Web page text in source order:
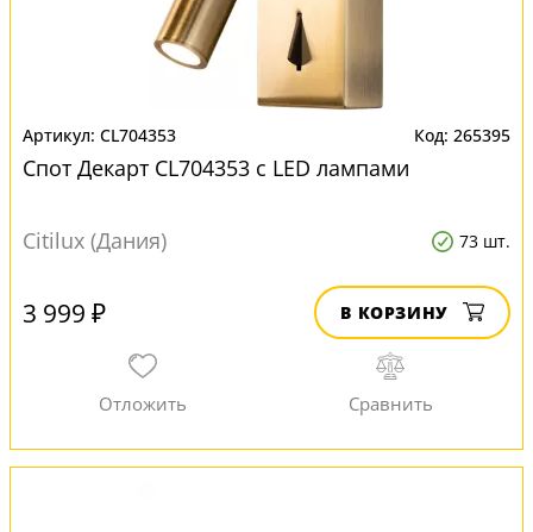
CL704353 265395
Спот Декарт CL704353 с LED лампами
Citilux (Дания) 73 шт.
3 999 ₽ В КОРЗИНУ